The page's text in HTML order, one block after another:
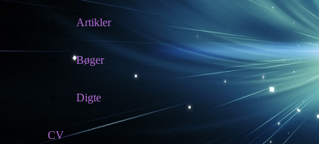
Artikler
Bøger
Digte
CV